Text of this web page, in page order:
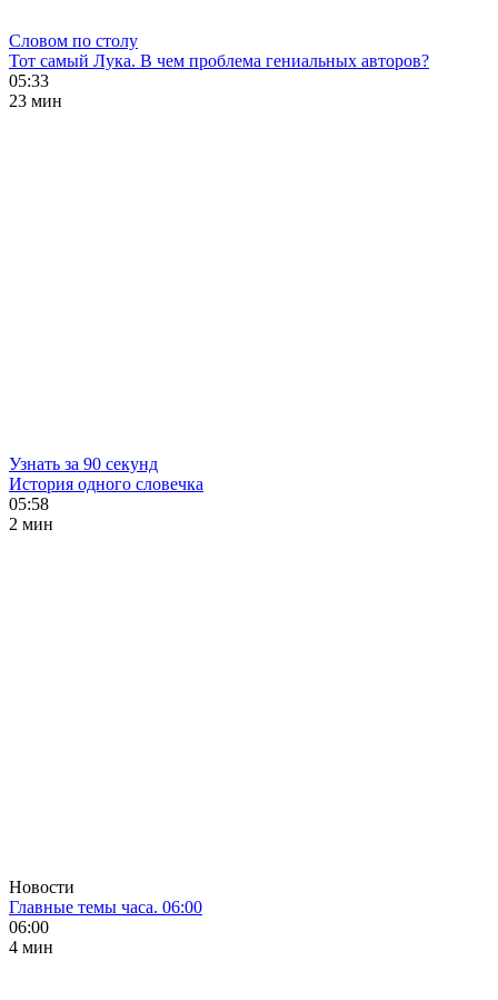
Словом по столу
Тот самый Лука. В чем проблема гениальных авторов?
05:33
23 мин
Узнать за 90 секунд
История одного словечка
05:58
2 мин
Новости
Главные темы часа. 06:00
06:00
4 мин